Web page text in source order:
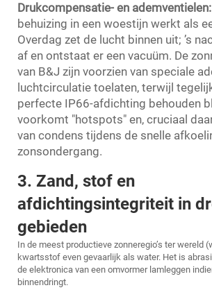
Drukcompensatie- en ademventielen:
behuizing in een woestijn werkt als
Overdag zet de lucht binnen uit; ’s
af en ontstaat er een vacuüm. De
van B&J zijn voorzien van speciale
luchtcirculatie toelaten, terwijl
perfecte IP66-afdichting behouden
voorkomt "hotspots" en, cruciaal
van condens tijdens de snelle
zonsondergang.
3. Zand, stof en
afdichtingsintegriteit in
gebieden
In de meest productieve zonneregio’s ter wereld
kwartsstof even gevaarlijk als water. Het is
de elektronica van een omvormer lamleggen
binnendringt.